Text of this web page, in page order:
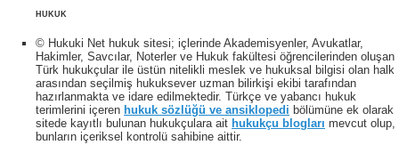
HUKUK
© Hukuki Net hukuk sitesi; içlerinde Akademisyenler, Avukatlar,
Hakimler, Savcılar, Noterler ve Hukuk fakültesi öğrencilerinden oluşan
Türk hukukçular ile üstün nitelikli meslek ve hukuksal bilgisi olan halk
arasından seçilmiş hukuksever uzman bilirkişi ekibi tarafından
hazırlanmakta ve idare edilmektedir. Türkçe ve yabancı hukuk
terimlerini içeren hukuk sözlüğü ve ansiklopedi bölümüne ek olarak
sitede kayıtlı bulunan hukukçulara ait hukukçu blogları mevcut olup,
bunların içeriksel kontrolü sahibine aittir.